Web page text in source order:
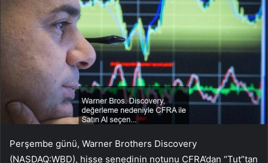
Perşembe günü, Warner Brothers Discovery
(NASDAQ:WBD), hisse senedinin notunu CFRA’dan “Tut”tan